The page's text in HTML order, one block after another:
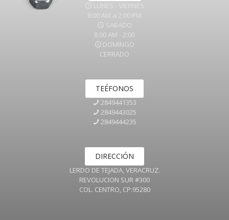
LUNES - VIERNES
8:00 AM a 2:00 PM
SABADO
8:00 AM - 2:00
DOMINGO
CERRADO
TEÉFONOS
2849441353
2849443025
2849444235
DIRECCIÓN
LERDO DE TEJADA, VERACRUZ.
REVOLUCION SUR #300
COL. CENTRO, CP:95280